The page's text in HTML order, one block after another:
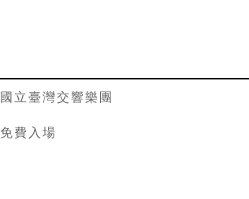
國立臺灣交響樂團
免費入場